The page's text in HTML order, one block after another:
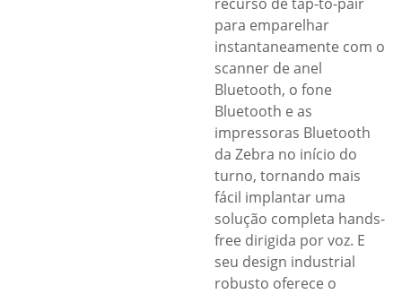
para emparelhar
instantaneamente com o
scanner de anel
Bluetooth, o fone
Bluetooth e as
impressoras Bluetooth
da Zebra no início do
turno, tornando mais
fácil implantar uma
solução completa hands-
free dirigida por voz. E
seu design industrial
robusto oferece o